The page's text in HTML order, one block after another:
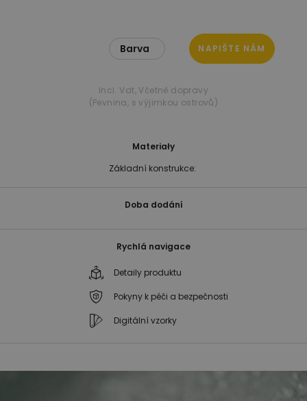
Barva NAPIŠTE NÁM
Incl. Vat, Včetně dopravy
(Pevnina, s výjimkou ostrovů)
Materiały
Základní konstrukce:
Doba dodání
Rychlá navigace
Detaily produktu
Pokyny k péči a bezpečnosti
Digitální vzorky